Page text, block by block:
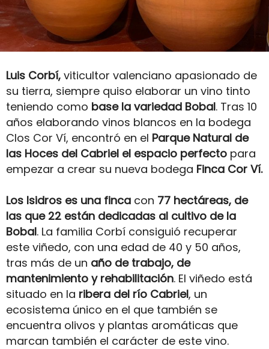
Luis Corbí, viticultor valenciano apasionado de
su tierra, siempre quiso elaborar un vino tinto
teniendo como base la variedad Bobal. Tras 10
años elaborando vinos blancos en la bodega
Clos Cor Ví, encontró en el Parque Natural de
las Hoces del Cabriel el espacio perfecto para
empezar a crear su nueva bodega Finca Cor Ví.
Los Isidros es una finca con 77 hectáreas, de
las que 22 están dedicadas al cultivo de la
Bobal. La familia Corbí consiguió recuperar
este viñedo, con una edad de 40 y 50 años,
tras más de un año de trabajo, de
mantenimiento y rehabilitación. El viñedo está
situado en la ribera del río Cabriel, un
ecosistema único en el que también se
encuentra olivos y plantas aromáticas que
marcan también el carácter de este vino.